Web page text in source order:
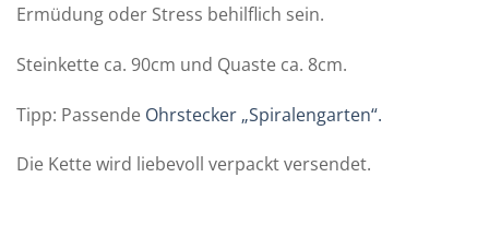
Ermüdung oder Stress behilflich sein.
Steinkette ca. 90cm und Quaste ca. 8cm.
Tipp: Passende Ohrstecker „Spiralengarten“.
Die Kette wird liebevoll verpackt versendet.